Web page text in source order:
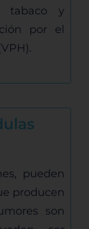
tabaco y
por el
pueden
producen
son